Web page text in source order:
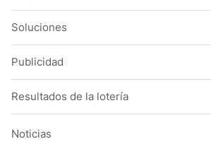
Soluciones
Publicidad
Resultados de la lotería
Noticias